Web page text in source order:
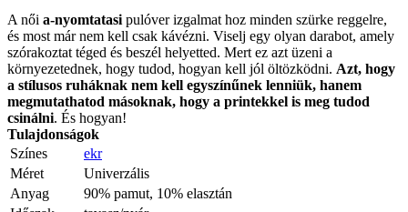
A női a-nyomtatasi pulóver izgalmat hoz minden szürke reggelre,
és most már nem kell csak kávézni. Viselj egy olyan darabot, amely
szórakoztat téged és beszél helyetted. Mert ez azt üzeni a
környezetednek, hogy tudod, hogyan kell jól öltözködni. Azt, hogy
a stílusos ruháknak nem kell egyszínűnek lenniük, hanem
megmutathatod másoknak, hogy a printekkel is meg tudod
csinálni. És hogyan!
Tulajdonságok
Színes
ekr
Méret
Univerzális
Anyag
90% pamut, 10% elasztán